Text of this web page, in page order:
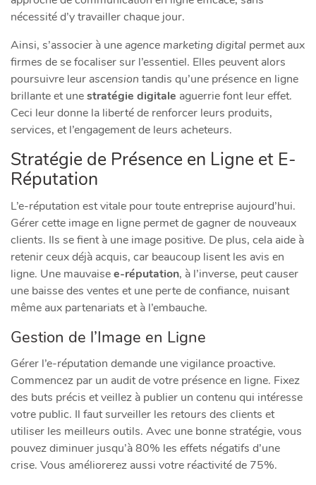
nécessité d’y travailler chaque jour.
Ainsi, s’associer à uneagence marketing digital permet aux
firmes de se focaliser sur l’essentiel. Elles peuvent alors
poursuivre leurascension tandis qu’une présence en ligne
brillante et unestratégie digitale aguerrie font leur effet.
Ceci leur donne la liberté de renforcer leurs produits,
services, et l’engagement de leurs acheteurs.
Stratégie de Présence en Ligne et E-
Réputation
L’e-réputation est vitale pour toute entreprise aujourd’hui.
Gérer cette image en ligne permet de gagner de nouveaux
clients. Ils se fient à une image positive. De plus, cela aide à
retenir ceux déjà acquis, car beaucoup lisent les avis en
ligne. Une mauvaisee-réputation, à l’inverse, peut causer
une baisse des ventes et une perte de confiance, nuisant
même aux partenariats et à l’embauche.
Gestion de l’Image en Ligne
Gérer l’e-réputation demande une vigilance proactive.
Commencez par un audit de votre présence en ligne. Fixez
des buts précis et veillez à publier un contenu qui intéresse
votre public. Il faut surveiller les retours des clients et
utiliser les meilleurs outils. Avec une bonne stratégie, vous
pouvez diminuer jusqu’à 80% les effets négatifs d’une
crise. Vous améliorerez aussi votre réactivité de 75%.